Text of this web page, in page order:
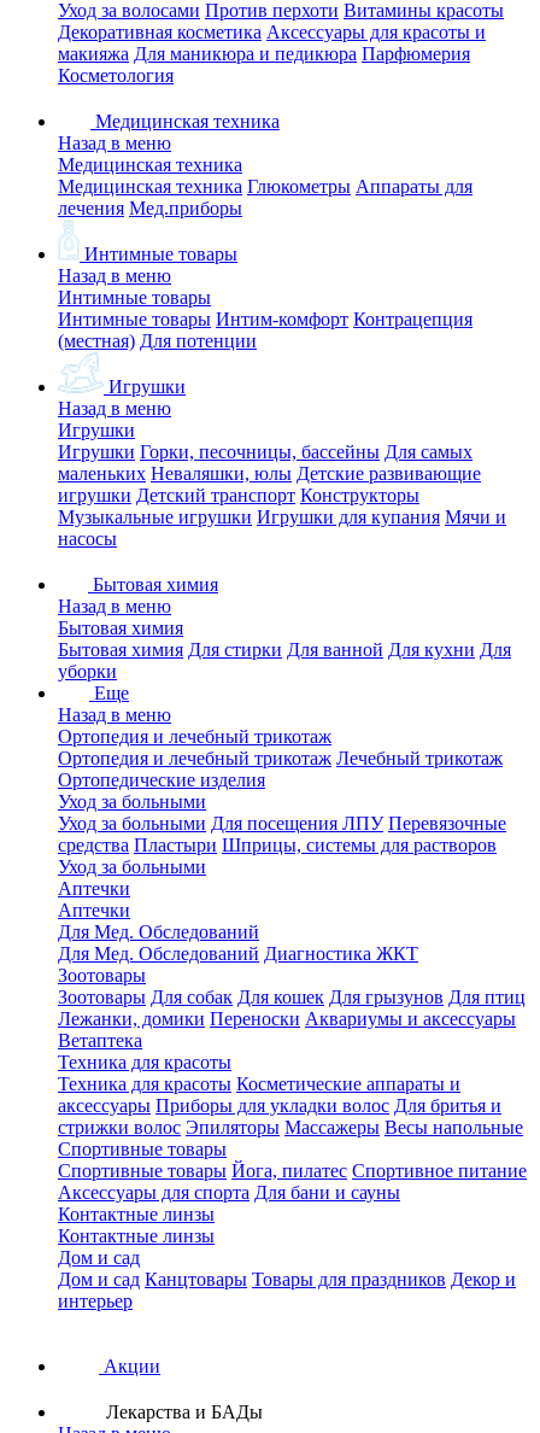
Уход за волосами Против перхоти Витамины красоты
Декоративная косметика Аксессуары для красоты и
макияжа Для маникюра и педикюра Парфюмерия
Косметология
Медицинская техника
Назад в меню
Медицинская техника
Медицинская техника Глюкометры Аппараты для
лечения Мед.приборы
Интимные товары
Назад в меню
Интимные товары
Интимные товары Интим-комфорт Контрацепция
(местная) Для потенции
Игрушки
Назад в меню
Игрушки
Игрушки Горки, песочницы, бассейны Для самых
маленьких Неваляшки, юлы Детские развивающие
игрушки Детский транспорт Конструкторы
Музыкальные игрушки Игрушки для купания Мячи и
насосы
Бытовая химия
Назад в меню
Бытовая химия
Бытовая химия Для стирки Для ванной Для кухни Для
уборки
Еще
Назад в меню
Ортопедия и лечебный трикотаж
Ортопедия и лечебный трикотаж Лечебный трикотаж
Ортопедические изделия
Уход за больными
Уход за больными Для посещения ЛПУ Перевязочные
средства Пластыри Шприцы, системы для растворов
Уход за больными
Аптечки
Аптечки
Для Мед. Обследований
Для Мед. Обследований Диагностика ЖКТ
Зоотовары
Зоотовары Для собак Для кошек Для грызунов Для птиц
Лежанки, домики Переноски Аквариумы и аксессуары
Ветаптека
Техника для красоты
Техника для красоты Косметические аппараты и
аксессуары Приборы для укладки волос Для бритья и
стрижки волос Эпиляторы Массажеры Весы напольные
Спортивные товары
Спортивные товары Йога, пилатес Спортивное питание
Аксессуары для спорта Для бани и сауны
Контактные линзы
Контактные линзы
Дом и сад
Дом и сад Канцтовары Товары для праздников Декор и
интерьер
Акции
Лекарства и БАДы